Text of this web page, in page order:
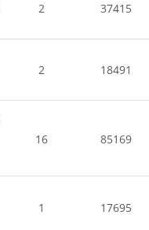
2 37415
2 18491
16 85169
1 17695